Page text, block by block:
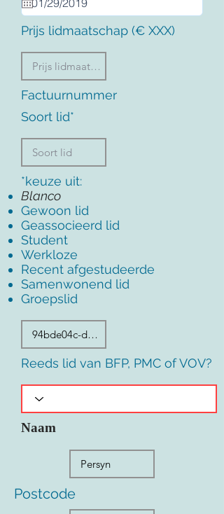
Prijs lidmaatschap (€ XXX)
Factuurnummer
Soort lid*
*keuze uit:
Blanco
Gewoon lid
Geassocieerd lid
Student
Werkloze
Recent afgestudeerde
Samenwonend lid
Groepslid
Reeds lid van BFP, PMC of VOV?
Naam
Postcode